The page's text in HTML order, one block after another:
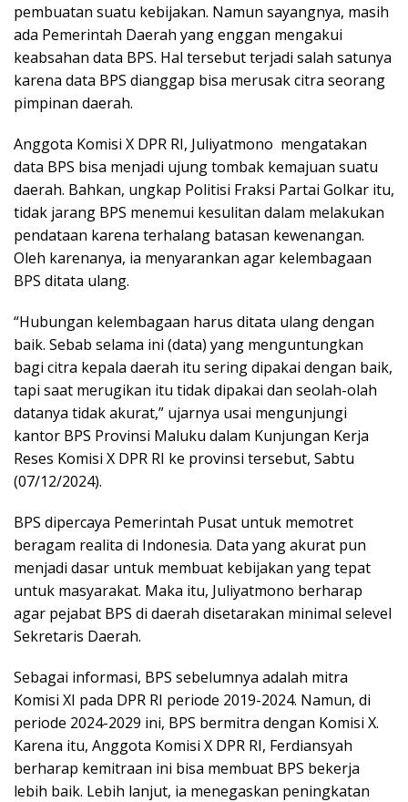
pembuatan suatu kebijakan. Namun sayangnya, masih
ada Pemerintah Daerah yang enggan mengakui
keabsahan data BPS. Hal tersebut terjadi salah satunya
karena data BPS dianggap bisa merusak citra seorang
pimpinan daerah.
Anggota Komisi X DPR RI, Juliyatmono mengatakan
data BPS bisa menjadi ujung tombak kemajuan suatu
daerah. Bahkan, ungkap Politisi Fraksi Partai Golkar itu,
tidak jarang BPS menemui kesulitan dalam melakukan
pendataan karena terhalang batasan kewenangan.
Oleh karenanya, ia menyarankan agar kelembagaan
BPS ditata ulang.
“Hubungan kelembagaan harus ditata ulang dengan
baik. Sebab selama ini (data) yang menguntungkan
bagi citra kepala daerah itu sering dipakai dengan baik,
tapi saat merugikan itu tidak dipakai dan seolah-olah
datanya tidak akurat,” ujarnya usai mengunjungi
kantor BPS Provinsi Maluku dalam Kunjungan Kerja
Reses Komisi X DPR RI ke provinsi tersebut, Sabtu
(07/12/2024).
BPS dipercaya Pemerintah Pusat untuk memotret
beragam realita di Indonesia. Data yang akurat pun
menjadi dasar untuk membuat kebijakan yang tepat
untuk masyarakat. Maka itu, Juliyatmono berharap
agar pejabat BPS di daerah disetarakan minimal selevel
Sekretaris Daerah.
Sebagai informasi, BPS sebelumnya adalah mitra
Komisi XI pada DPR RI periode 2019-2024. Namun, di
periode 2024-2029 ini, BPS bermitra dengan Komisi X.
Karena itu, Anggota Komisi X DPR RI, Ferdiansyah
berharap kemitraan ini bisa membuat BPS bekerja
lebih baik. Lebih lanjut, ia menegaskan peningkatan